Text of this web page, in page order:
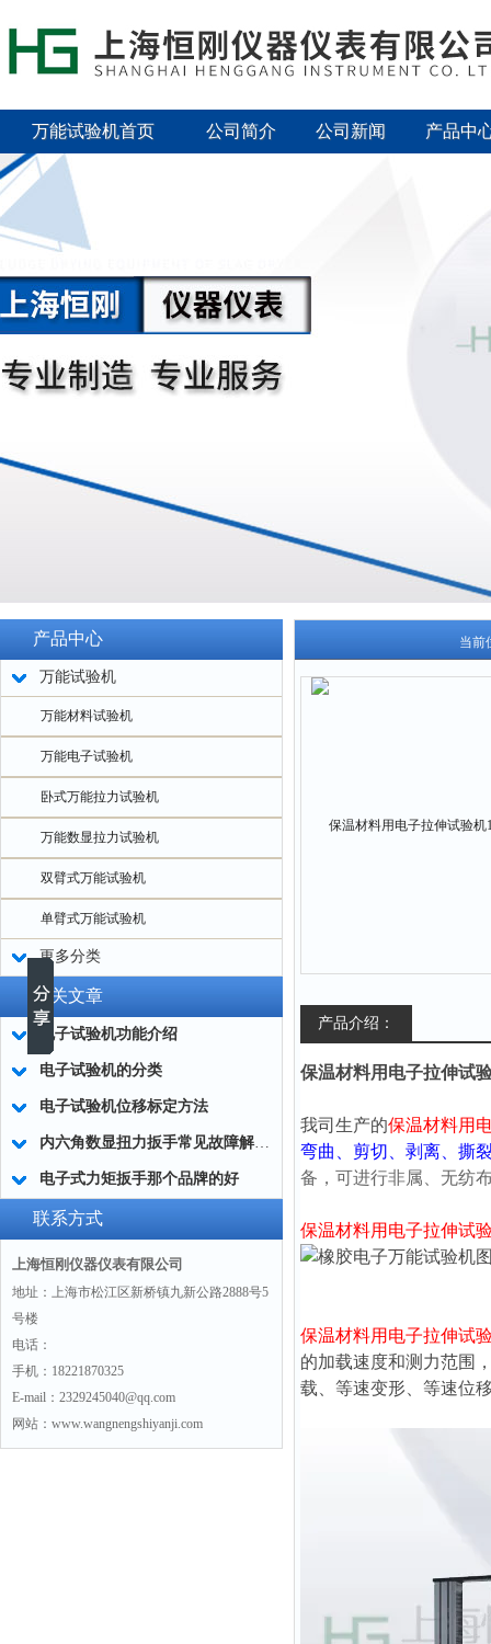
万能试验机首页 公司简介 公司新闻 产品中
产品中心
万能试验机
万能材料试验机
万能电子试验机
卧式万能拉力试验机
万能数显拉力试验机
双臂式万能试验机
单臂式万能试验机
更多分类
相关文章
电子试验机功能介绍
电子试验机的分类
电子试验机位移标定方法
内六角数显扭力扳手常见故障解决方法
电子式力矩扳手那个品牌的好
联系方式
上海恒刚仪器仪表有限公司
地址：上海市松江区新桥镇九新公路2888号5
号楼
电话：
手机：18221870325
E-mail：2329245040@qq.com
网站：www.wangnengshiyanji.com
当前
产品介绍：
保温材料用电子拉伸试
我司生产的保温材料用
弯曲、剪切、剥离、撕
备，可进行非属、无纺
保温材料用电子拉伸试
保温材料用电子拉伸试
的加载速度和测力范围
载、等速变形、等速位